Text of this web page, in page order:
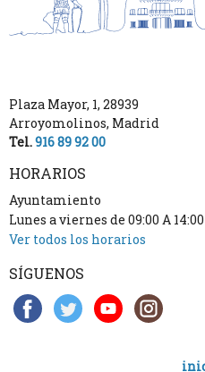
Plaza Mayor, 1, 28939
Arroyomolinos, Madrid
Tel.916 89 92 00
HORARIOS
Ayuntamiento
Lunes a viernes de 09:00 A
Ver todos los horarios
SÍGUENOS